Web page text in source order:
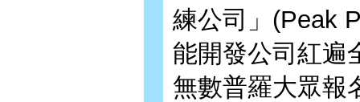
練公司」(Peak
能開發公司紅遍
無數普羅大眾報